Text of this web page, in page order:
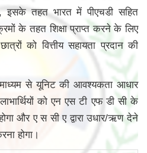
इसके तहत भारत में पीएचडी सहित
के तहत शिक्षा प्राप्त करने के लिए
को वित्तीय सहायता प्रदान की
से यूनिट की आवश्यकता आधार
को एन एस टी एफ डी सी के
और ए स सी ए द्वारा उधार/ऋण देने
होगा।